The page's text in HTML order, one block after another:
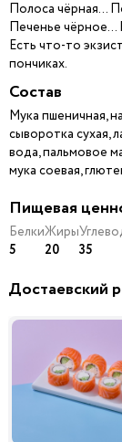
Полоса чёрная…
Печенье чёрное…
Есть что-то
пончиках.
Состав
Мука пшеничная,
сыворотка сухая,
вода, пальмовое
мука соевая,
Пищевая
Белки
5
Жиры
20 35
Достаевский